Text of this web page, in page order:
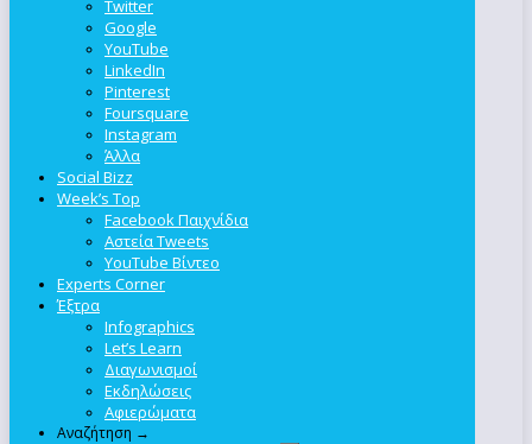
Twitter
Google
YouTube
LinkedIn
Pinterest
Foursquare
Instagram
Άλλα
Social Bizz
Week’s Top
Facebook Παιχνίδια
Αστεία Tweets
YouTube Βίντεο
Experts Corner
Έξτρα
Infographics
Let’s Learn
Διαγωνισμοί
Εκδηλώσεις
Αφιερώματα
Αναζήτηση →